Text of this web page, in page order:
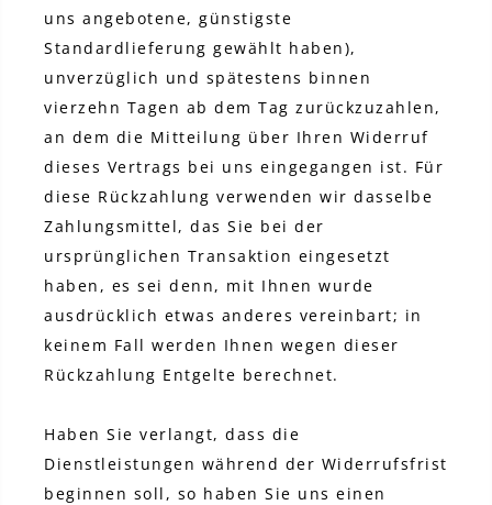
uns angebotene, günstigste
Standardlieferung gewählt haben),
unverzüglich und spätestens binnen
vierzehn Tagen ab dem Tag zurückzuzahlen,
an dem die Mitteilung über Ihren Widerruf
dieses Vertrags bei uns eingegangen ist. Für
diese Rückzahlung verwenden wir dasselbe
Zahlungsmittel, das Sie bei der
ursprünglichen Transaktion eingesetzt
haben, es sei denn, mit Ihnen wurde
ausdrücklich etwas anderes vereinbart; in
keinem Fall werden Ihnen wegen dieser
Rückzahlung Entgelte berechnet.
Haben Sie verlangt, dass die
Dienstleistungen während der Widerrufsfrist
beginnen soll, so haben Sie uns einen